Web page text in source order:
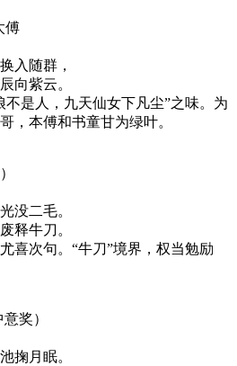
傅
入随群，
向紫云。
不是人，九天仙女下凡尘”之味。为
，本傅和书童甘为绿叶。
没二毛。
释牛刀。
喜次句。 “牛刀”境界，权当勉励
意奖）
掬月眠。